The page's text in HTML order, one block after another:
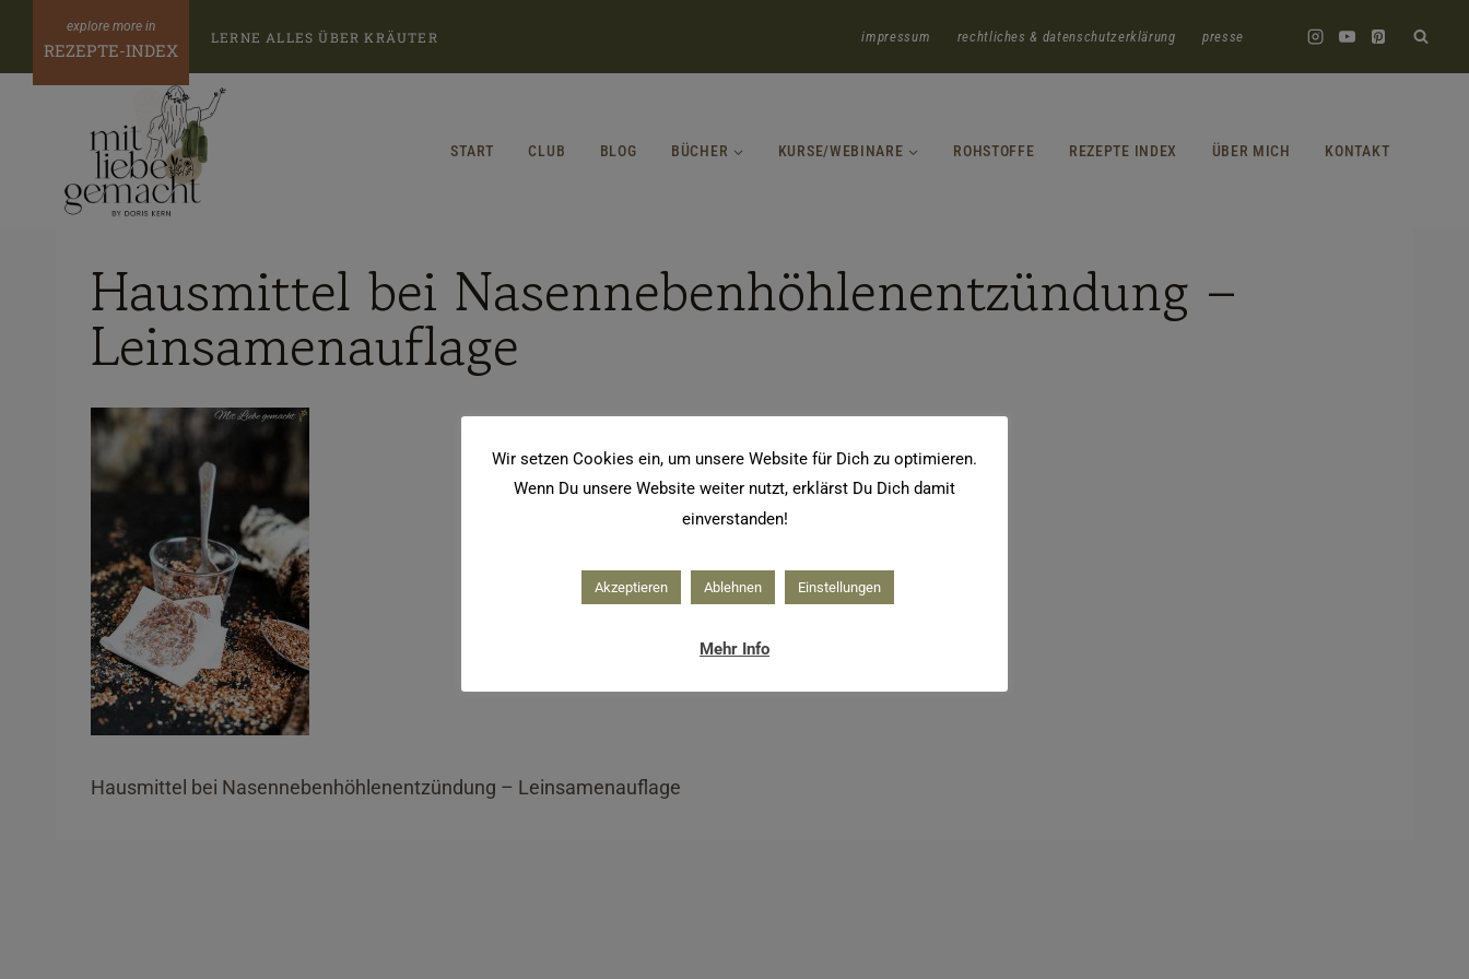
Inhalt
springen
REZEPTE-INDEX
LERNE ALLES ÜBER KRÄUTER impressum rechtliches & datenschutzerklärung presse
START CLUB BLOG BÜCHER KURSE/WEBINARE ROHSTOFFE REZEPTE INDEX ÜBER MICH KONTAKT
Hausmittel bei Nasennebenhöhlenentzündung –
Leinsamenauflage
Hausmittel bei Nasennebenhöhlenentzündung – Leinsamenauflage
Wir setzen Cookies ein, um unsere Website für Dich zu optimieren.
Wenn Du unsere Website weiter nutzt, erklärst Du Dich damit
einverstanden!
Akzeptieren Ablehnen Einstellungen
Mehr Info